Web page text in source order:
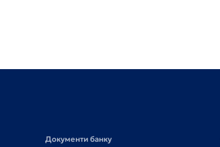
Документи банку